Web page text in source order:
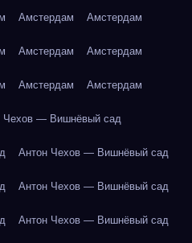
Амстердам Амстердам
Амстердам Амстердам
Амстердам Амстердам
Чехов — Вишнёвый сад
Антон Чехов — Вишнёвый сад
Антон Чехов — Вишнёвый сад
Антон Чехов — Вишнёвый сад